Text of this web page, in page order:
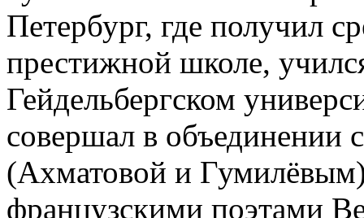
Петербург, где получил
престижной школе,
Гейдельбергском
совершал в объединении
(Ахматовой и
французскими поэтами